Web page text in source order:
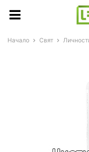
Начало Свят